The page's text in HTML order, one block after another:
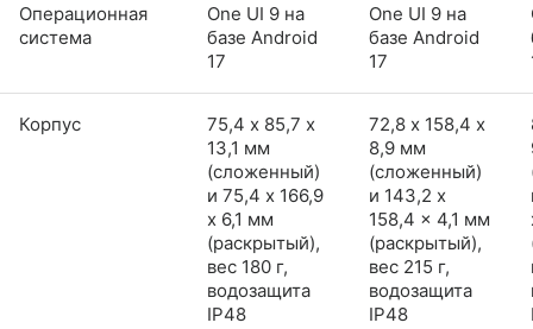
Операционная
система
One UI 9 на
базе Android
17
One UI 9 на
базе Android
17
Корпус
75,4 х 85,7 х
13,1 мм
(сложенный)
и 75,4 x 166,9
x 6,1 мм
(раскрытый),
вес 180 г,
водозащита
IP48
72,8 х 158,4 х
8,9 мм
(сложенный)
и 143,2 x
158,4 x 4,1 мм
(раскрытый),
вес 215 г,
водозащита
IP48